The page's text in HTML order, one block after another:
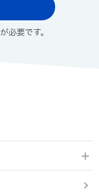
が必要です。